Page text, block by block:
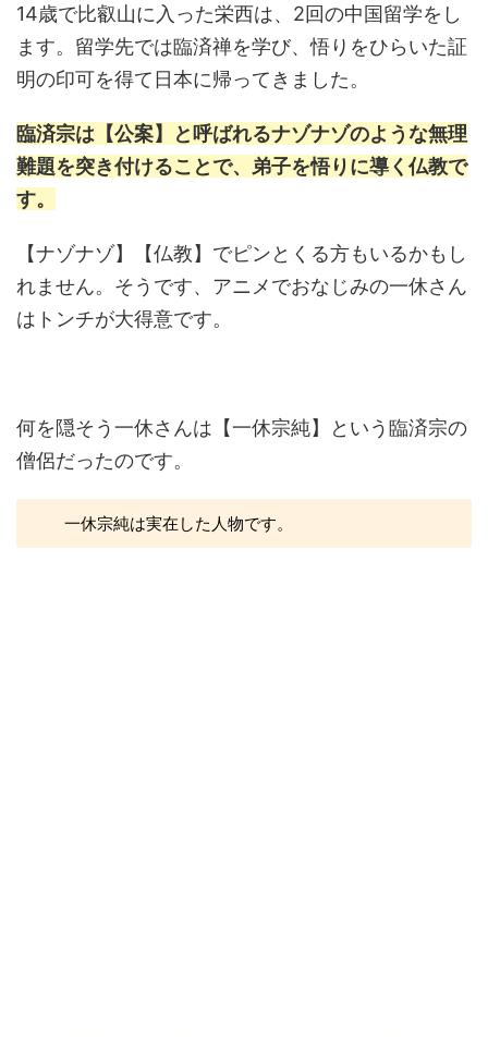
14歳で比叡山に入った栄西は、2回の中国留学をし
ます。留学先では臨済禅を学び、悟りをひらいた証
明の印可を得て日本に帰ってきました。
臨済宗は 【公案】
と呼ばれるナゾナゾのような無理
難題を突き付けることで、弟子を悟りに導く仏教で
す。
【ナゾナゾ】【仏教】でピンとくる方もいるかもし
れません。そうです、アニメでおなじみの一休さん
はトンチが大得意です。
何を隠そう一休さんは【一休宗純】という臨済宗の
僧侶だったのです。
一休宗純は実在した人物です。